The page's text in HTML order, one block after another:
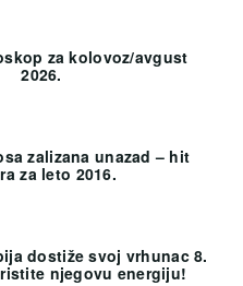
za kolovoz/avgust
2026.
zalizana unazad – hit
za leto 2016.
dostiže svoj vrhunac 8.
njegovu energiju!